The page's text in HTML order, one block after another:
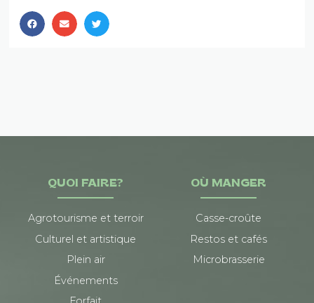
QUOI FAIRE?
Agrotourisme et terroir
Culturel et artistique
Plein air
Événements
OÙ MANGER
Casse-croûte
Restos et cafés
Microbrasserie